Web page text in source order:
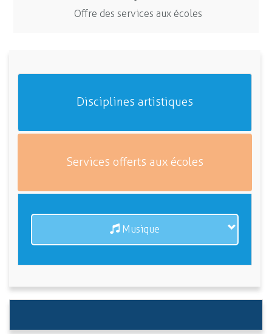
Offre des services aux écoles
Disciplines artistiques
Services offerts aux écoles
Musique